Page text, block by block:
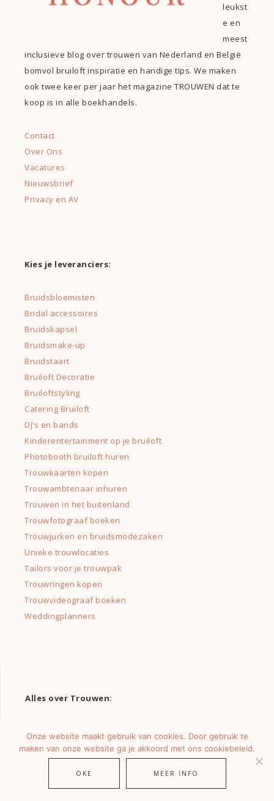
leukst
e en
meest
inclusieve blog over trouwen van Nederland en België
bomvol bruiloft inspiratie en handige tips. We maken
ook twee keer per jaar het magazine TROUWEN dat te
koop is in alle boekhandels.
Contact
Over Ons
Vacatures
Nieuwsbrief
Privacy en AV
Kies je leveranciers:
Bruidsbloemisten
Bridal accessoires
Bruidskapsel
Bruidsmake-up
Bruidstaart
Bruiloft Decoratie
Bruiloftstyling
Catering Bruiloft
DJ’s en bands
Kinderentertainment op je bruiloft
Photobooth bruiloft huren
Trouwkaarten kopen
Trouwambtenaar inhuren
Trouwen in het buitenland
Trouwfotograaf boeken
Trouwjurken en bruidsmodezaken
Unieke trouwlocaties
Tailors voor je trouwpak
Trouwringen kopen
Trouwvideograaf boeken
Weddingplanners
Alles over Trouwen:
Alles over trouwlocaties
Bruidstaart tips en inspiratie
Gratis Bruiloft Checklist
Onze website maakt gebruik van cookies. Door gebruik te
maken van onze website ga je akkoord met ons cookiebeleid.
OKE MEER INFO